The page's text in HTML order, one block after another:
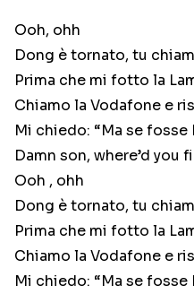
Ooh, ohh
Dong è tornato, tu
Prima che mi fotto la
Chiamo la Vodafone e
Mi chiedo: “Ma se
Damn son, where’d you
Ooh , ohh
Dong è tornato, tu
Prima che mi fotto la
Chiamo la Vodafone e
Mi chiedo: “Ma se